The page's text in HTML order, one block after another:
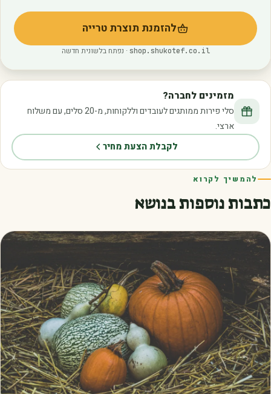
להזמנת תוצרת טרייה
(נפתח בלשונית חדשה)
shop.shukotef.co.il · נפתח בלשונית חדשה
מזמינים לחברה?
סלי פירות ממותגים לעובדים וללקוחות, מ-20 סלים, עם משלוח
ארצי.
לקבלת הצעת מחיר
להמשיך לקרוא
כתבות נוספות בנושא